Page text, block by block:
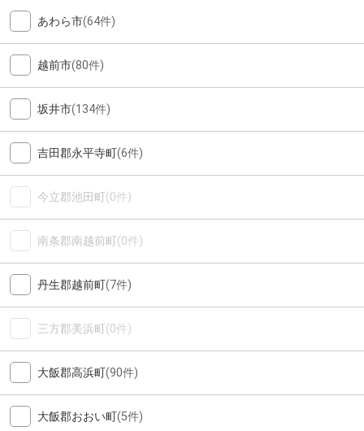
あわら市(64件)
越前市(80件)
坂井市(134件)
吉田郡永平寺町(6件)
今立郡池田町(0件)
南条郡南越前町(0件)
丹生郡越前町(7件)
三方郡美浜町(0件)
大飯郡高浜町(90件)
大飯郡おおい町(5件)